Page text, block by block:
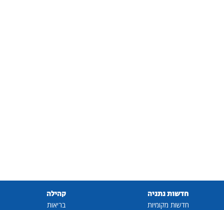
חדשות נתניה
חדשות מקומיות
קהילה
בריאות